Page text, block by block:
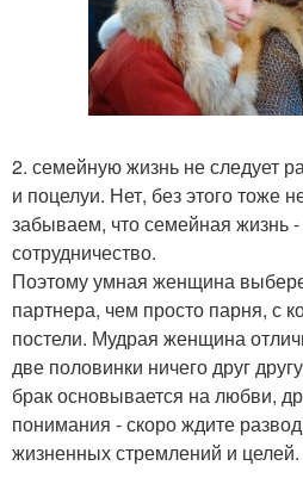
2. семейную жизнь не следует
и поцелуи. Нет, без этого тоже
забываем, что семейная жизнь
сотрудничество.
Поэтому умная женщина
партнера, чем просто парня, с
постели. Мудрая женщина
две половинки ничего друг
брак основывается на любви,
понимания - скоро ждите
жизненных стремлений и целей.